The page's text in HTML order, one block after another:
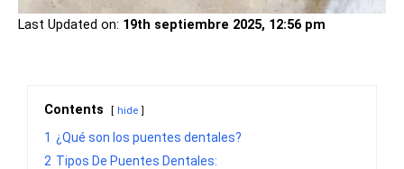
Last Updated on: 19th septiembre 2025, 12:56 pm
Contents hide
1 ¿Qué son los puentes dentales?
2 Tipos De Puentes Dentales: